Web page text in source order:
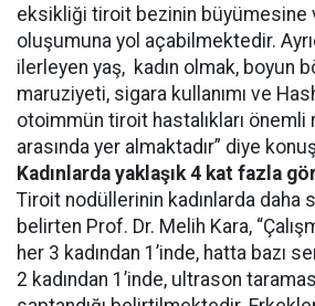
eksikliği tiroit bezinin büyümesine
oluşumuna yol açabilmektedir.
ilerleyen yaş, kadın olmak, boyun
maruziyeti, sigara kullanımı ve
otoimmün tiroit hastalıkları
arasında yer almaktadır” diye
Kadınlarda yaklaşık 4 kat fazla
Tiroit nodüllerinin kadınlarda daha
belirten Prof. Dr. Melih Kara,
her 3 kadından 1’inde, hatta bazı
2 kadından 1’inde, ultrason